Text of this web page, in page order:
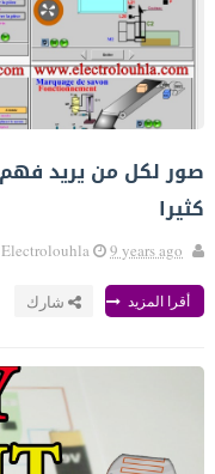
كثيرا
Electrolouhla 9 years ago
أقرا المزيد شارك